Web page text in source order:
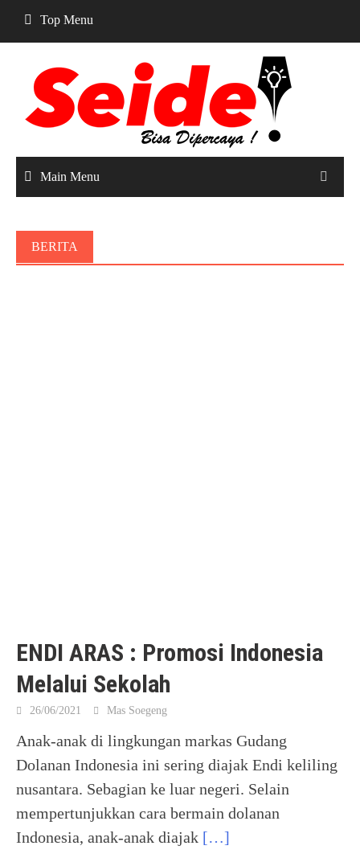
content
Top Menu
Main Menu
BERITA
ENDI ARAS : Promosi Indonesia
Melalui Sekolah
26/06/2021 Mas Soegeng
Anak-anak di lingkungan markas Gudang
Dolanan Indonesia ini sering diajak Endi keliling
nusantara. Sebagian ke luar negeri. Selain
mempertunjukkan cara bermain dolanan
Indonesia, anak-anak diajak […]